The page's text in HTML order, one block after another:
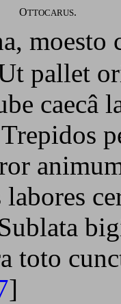
OTTOCARUS.
moesto
pallet
caecâ
Trepidos
toto
]